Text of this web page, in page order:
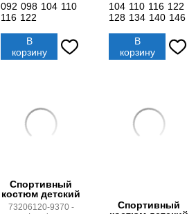
092 098 104 110
116 122
В
корзину
104 110 116 122
128 134 140 146
В
корзину
Спортивный
костюм детский
73206120-9370 -
Спортивный